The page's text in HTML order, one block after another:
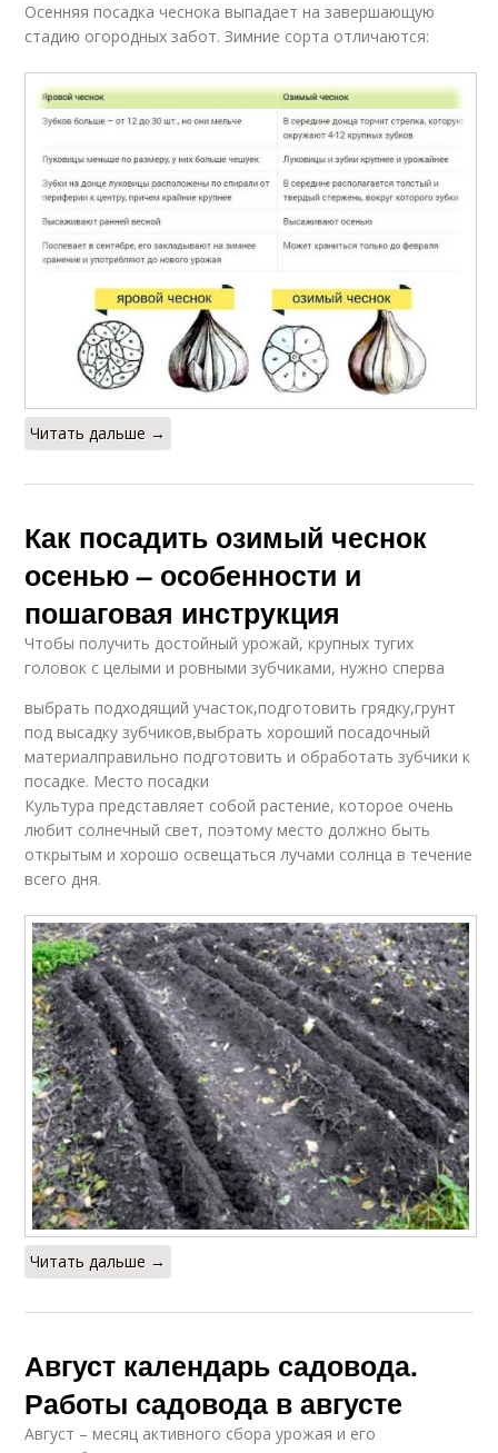
Осенняя посадка чеснока выпадает на завершающую
стадию огородных забот. Зимние сорта отличаются:
Читать дальше →
Как посадить озимый чеснок
осенью – особенности и
пошаговая инструкция
Чтобы получить достойный урожай, крупных тугих
головок с целыми и ровными зубчиками, нужно сперва
выбрать подходящий участок,подготовить грядку,грунт
под высадку зубчиков,выбрать хороший посадочный
материалправильно подготовить и обработать зубчики к
посадке. Место посадки
Культура представляет собой растение, которое очень
любит солнечный свет, поэтому место должно быть
открытым и хорошо освещаться лучами солнца в течение
всего дня.
Читать дальше →
Август календарь садовода.
Работы садовода в августе
Август – месяц активного сбора урожая и его